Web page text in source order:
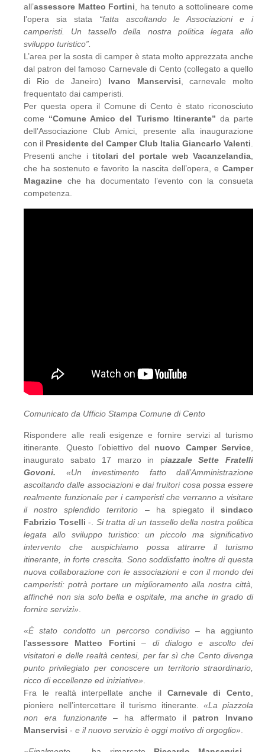
all’assessore Matteo Fortini, ha tenuto a sottolineare come
l’opera sia stata “fatta ascoltando le Associazioni e i
camperisti. Un tassello della nostra politica legata allo
sviluppo turistico”.
L’area per la sosta di camper è stata molto apprezzata anche
dal patron del famoso Carnevale di Cento (collegato a quello
di Rio de Janeiro) Ivano Manservisi, carnevale molto
frequentato dai camperisti.
Per questa opera il Comune di Cento è stato riconosciuto
come “Comune Amico del Turismo Itinerante” da parte
dell’Associazione Club Amici, presente alla inaugurazione
con il Presidente del Camper Club Italia Giancarlo Valenti.
Presenti anche ititolari del portale web Vacanzelandia,
che ha sostenuto e favorito la nascita dell’opera, e Camper
Magazine che ha documentato l’evento con la consueta
competenza.
Comunicato da Ufficio Stampa Comune di Cento
Rispondere alle reali esigenze e fornire servizi al turismo
itinerante. Questo l’obiettivo del nuovo Camper Service,
inaugurato sabato 17 marzo in piazzale Sette Fratelli
Govoni.
«Un investimento fatto dall’Amministrazione
ascoltando dalle associazioni e dai fruitori cosa possa essere
realmente funzionale per i camperisti che verranno a visitare
il nostro splendido territorio – ha spiegato il sindaco
Fabrizio Toselli -. Si tratta di un tassello della nostra politica
legata allo sviluppo turistico: un piccolo ma significativo
intervento che auspichiamo possa attrarre il turismo
itinerante, in forte crescita. Sono soddisfatto inoltre di questa
nuova collaborazione con le associazioni e con il mondo dei
camperisti: potrà portare un miglioramento alla nostra città,
affinché non sia solo bella e ospitale, ma anche in grado di
fornire servizi».
«È stato condotto un percorso condiviso– ha aggiunto
l’assessore Matteo Fortini – di dialogo e ascolto dei
visitatori e delle realtà centesi, per far sì che Cento divenga
punto privilegiato per conoscere un territorio straordinario,
ricco di eccellenze ed iniziative».
Fra le realtà interpellate anche il Carnevale di Cento,
pioniere nell’intercettare il turismo itinerante. «La piazzola
non era funzionante– ha affermato il patron Invano
Manservisi - e il nuovo servizio è oggi motivo di orgoglio».